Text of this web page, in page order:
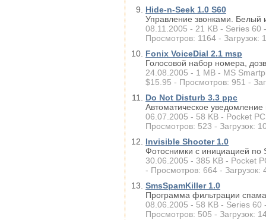
Hide-n-Seek 1.0 S60
Управление звонками. Белый
08.11.2005 - 21 KB - Series
Просмотров: 1164 - Загрузок:
Fonix VoiceDial 2.1 msp
Голосовой набор номера,
24.08.2005 - 1 MB - MS
$15.95 - Просмотров: 951 -
Do Not Disturb 3.3 ppc
Автоматическое уведомление
06.07.2005 - 58 KB - Pocket
Просмотров: 523 - Загрузок:
Invisible Shooter 1.0
Фотоснимки с инициацией по
30.06.2005 - 385 KB - Pocket
- Просмотров: 664 - Загрузок:
SmsSpamKiller 1.0
Программа фильтрации спама
08.06.2005 - 58 KB - Series
Просмотров: 505 - Загрузок: